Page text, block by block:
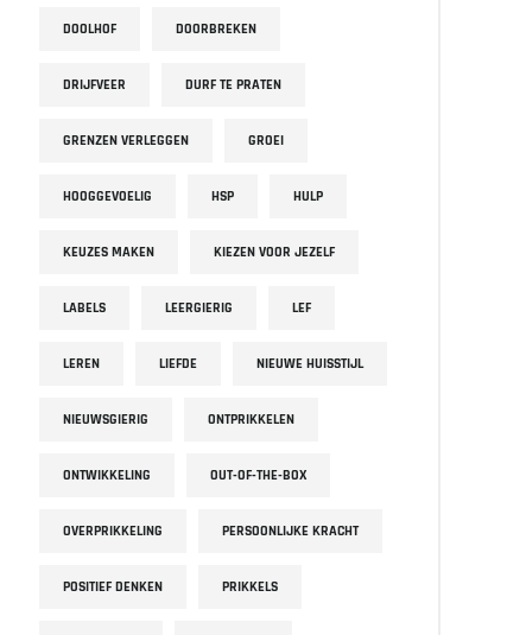
DOOLHOF DOORBREKEN
DRIJFVEER DURF TE PRATEN
GRENZEN VERLEGGEN GROEI
HOOGGEVOELIG HSP HULP
KEUZES MAKEN KIEZEN VOOR JEZELF
LABELS LEERGIERIG LEF
LEREN LIEFDE NIEUWE HUISSTIJL
NIEUWSGIERIG ONTPRIKKELEN
ONTWIKKELING OUT-OF-THE-BOX
OVERPRIKKELING PERSOONLIJKE KRACHT
POSITIEF DENKEN PRIKKELS